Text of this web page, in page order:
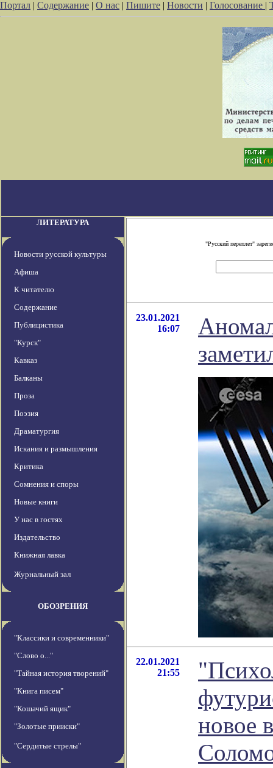
Портал | Содержание | О нас | Пишите | Новости | Голосование |
ЛИТЕРАТУРА
Новости русской культуры
Афиша
К читателю
Содержание
Публицистика
"Курск"
Кавказ
Балканы
Проза
Поэзия
Драматургия
Искания и размышления
Критика
Сомнения и споры
Новые книги
У нас в гостях
Издательство
Книжная лавка
Журнальный зал
ОБОЗРЕНИЯ
"Классики и современники"
"Слово о..."
"Тайная история творений"
"Книга писем"
"Кошачий ящик"
"Золотые прииски"
"Сердитые стрелы"
"Русский переплет"
23.01.2021
16:07
22.01.2021
21:55
новое